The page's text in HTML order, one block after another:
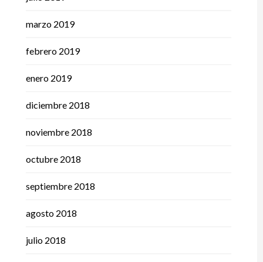
marzo 2019
febrero 2019
enero 2019
diciembre 2018
noviembre 2018
octubre 2018
septiembre 2018
agosto 2018
julio 2018